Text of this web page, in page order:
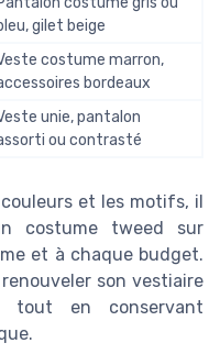
gilet beige
costume marron,
bordeaux
unie, pantalon
ou contrasté
et les motifs, il
costume tweed sur
et à chaque budget.
son vestiaire
tout en conservant